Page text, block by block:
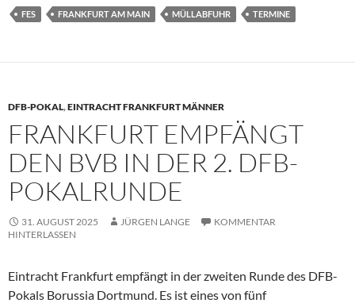
FES FRANKFURT AM MAIN MÜLLABFUHR TERMINE
DFB-POKAL,EINTRACHT FRANKFURT MÄNNER
FRANKFURT EMPFÄNGT
DEN BVB IN DER 2. DFB-
POKALRUNDE
31. AUGUST 2025 JÜRGEN LANGE
KOMMENTAR
HINTERLASSEN
Eintracht Frankfurt empfängt in der zweiten Runde des DFB-
Pokals Borussia Dortmund. Es ist eines von fünf